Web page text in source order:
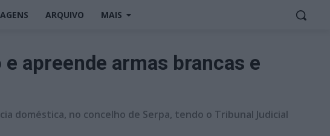
ARQUIVO MAIS
apreende armas brancas e
doméstica, no concelho de Serpa, tendo o Tribunal Judicial